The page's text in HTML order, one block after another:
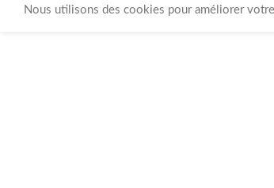
Nous utilisons des cookies pour améliorer